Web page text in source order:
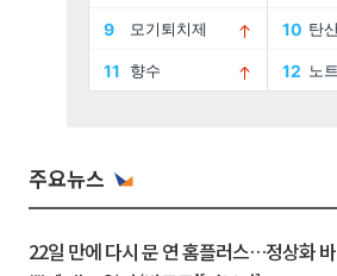
주요뉴스
22일 만에 다시 문 연 홈플러스…정상화 바